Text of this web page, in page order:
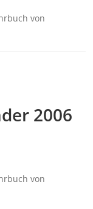
von
2006
von